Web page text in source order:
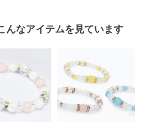
んなアイテムを見ています